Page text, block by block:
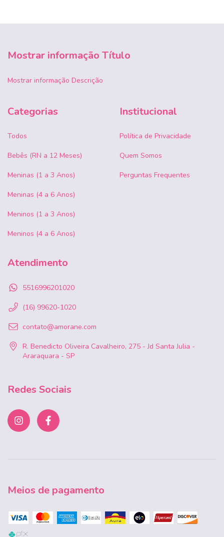
Mostrar informação Título
Mostrar informação Descrição
Categorias
Todos
Bebês (RN a 12 Meses)
Meninas (1 a 3 Anos)
Meninas (4 a 6 Anos)
Meninos (1 a 3 Anos)
Meninos (4 a 6 Anos)
Institucional
Política de Privacidade
Quem Somos
Perguntas Frequentes
Atendimento
5516996201020
(16) 99620-1020
contato@amorane.com
R. Benedicto Oliveira Cavalheiro, 275 - Jd Santa Julia -
Araraquara - SP
Redes Sociais
Meios de pagamento